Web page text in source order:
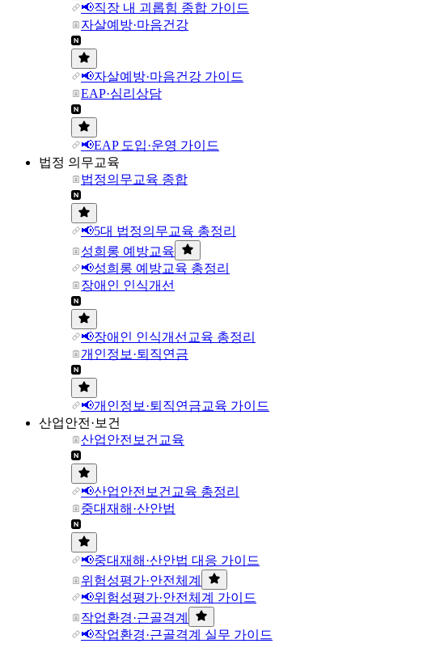
📢직장 내 괴롭힘 종합 가이드
자살예방·마음건강
📢자살예방·마음건강 가이드
EAP·심리상담
📢EAP 도입·운영 가이드
법정 의무교육
법정의무교육 종합
📢5대 법정의무교육 총정리
성희롱 예방교육
📢성희롱 예방교육 총정리
장애인 인식개선
📢장애인 인식개선교육 총정리
개인정보·퇴직연금
📢개인정보·퇴직연금교육 가이드
산업안전·보건
산업안전보건교육
📢산업안전보건교육 총정리
중대재해·산안법
📢중대재해·산안법 대응 가이드
위험성평가·안전체계
📢위험성평가·안전체계 가이드
작업환경·근골격계
📢작업환경·근골격계 실무 가이드